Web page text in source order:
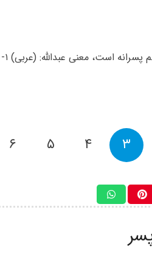
(عربی) ۱- بندهی خدا؛ ۲- (در تصوف) به معنی انسان کامل…
۳ ۴ ۵ ۶